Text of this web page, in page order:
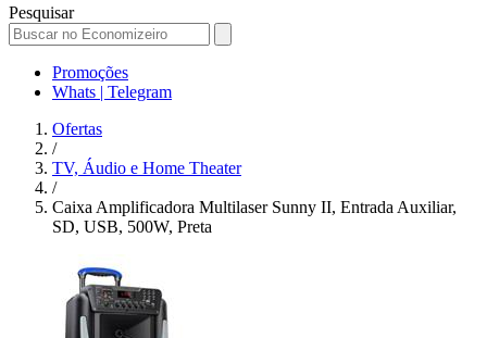
Pesquisar
Promoções
Whats | Telegram
Ofertas
/
TV, Áudio e Home Theater
/
Caixa Amplificadora Multilaser Sunny II, Entrada Auxiliar,
SD, USB, 500W, Preta